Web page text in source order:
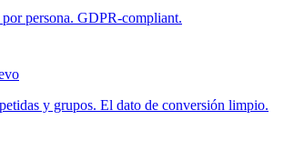
persona. GDPR-compliant.
y grupos. El dato de conversión limpio.